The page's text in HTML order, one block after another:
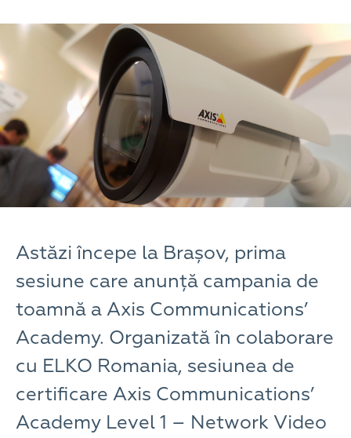
Astăzi începe la Brașov, prima
sesiune care anunță campania de
toamnă a Axis Communications’
Academy. Organizată în colaborare
cu ELKO Romania, sesiunea de
certificare Axis Communications’
Academy Level 1 – Network Video